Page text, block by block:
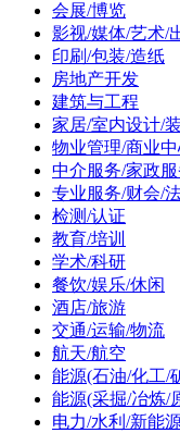
会展/博览
影视/媒体/艺术/
印刷/包装/造纸
房地产开发
建筑与工程
家居/室内设计/
物业管理/商业
中介服务/家政服
专业服务/财会/
检测/认证
教育/培训
学术/科研
餐饮/娱乐/休闲
酒店/旅游
交通/运输/物流
航天/航空
能源(石油/化工/
能源(采掘/冶炼/
电力/水利/新能